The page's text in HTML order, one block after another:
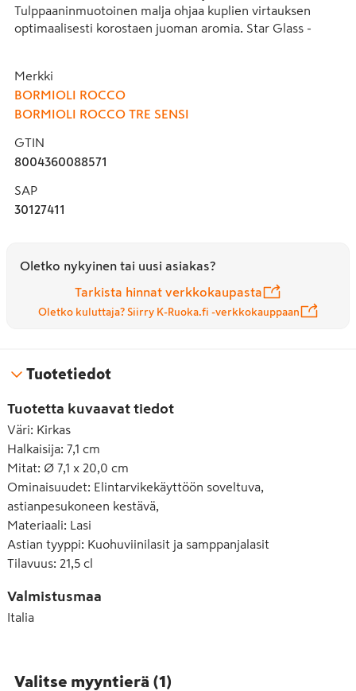
Tulppaaninmuotoinen malja ohjaa kuplien virtauksen
optimaalisesti korostaen juoman aromia. Star Glass -
tarjoaa miellyttävän suutuntuman. InAlto Tre Sensi -
lasisarja on kehitetty yhteistyössä Italian sommelierliiton
AIS:n kanssa ja kestää konepesun.
Merkki
BORMIOLI ROCCO
BORMIOLI ROCCO TRE SENSI
GTIN
8004360088571
SAP
30127411
Oletko nykyinen tai uusi asiakas?
Tarkista hinnat verkkokaupasta
Oletko kuluttaja? Siirry K-Ruoka.fi -verkkokauppaan
Tuotetiedot
Tuotetta kuvaavat tiedot
Väri: Kirkas
Halkaisija: 7,1 cm
Mitat: Ø 7,1 x 20,0 cm
Ominaisuudet: Elintarvikekäyttöön soveltuva,
astianpesukoneen kestävä,
Materiaali: Lasi
Astian tyyppi: Kuohuviinilasit ja samppanjalasit
Tilavuus: 21,5 cl
Valmistusmaa
Italia
Valitse myyntierä (1 )